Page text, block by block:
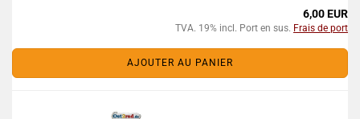
6,00 EUR
TVA. 19% incl. Port en sus. Frais de port
AJOUTER AU PANIER